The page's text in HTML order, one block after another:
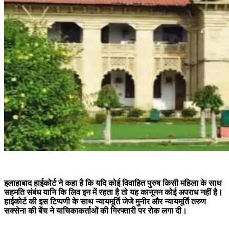
इलाहाबाद हाईकोर्ट ने कहा है कि यदि कोई विवाहित पुरुष किसी महिला के साथ
सहमति संबंध यानि कि लिव इन में रहता है तो यह कानूनन कोई अपराध नहीं है।
हाईकोर्ट की इस टिप्पणी के साथ न्यायमूर्ति जेजे मुनीर और न्यायमूर्ति तरुण
सक्सेना की बेंच ने याचिकाकर्ताओं की गिरफ्तारी पर रोक लगा दी।